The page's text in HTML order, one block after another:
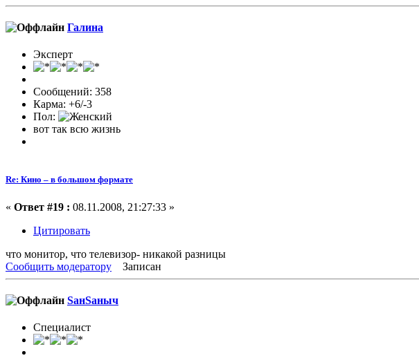
Галина
Эксперт
Сообщений: 358
Карма: +6/-3
Пол:
вот так всю жизнь
Re: Кино – в большом формате
« Ответ #19 : 08.11.2008, 21:27:33 »
Цитировать
что монитор, что телевизор- никакой разницы
Сообщить модератору
Записан
SанSаныч
Специалист